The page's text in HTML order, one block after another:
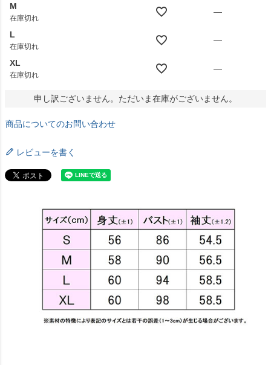
M
在庫切れ
—
L
在庫切れ
—
XL
在庫切れ
—
申し訳ございません。ただいま在庫がございません。
商品についてのお問い合わせ
レビューを書く